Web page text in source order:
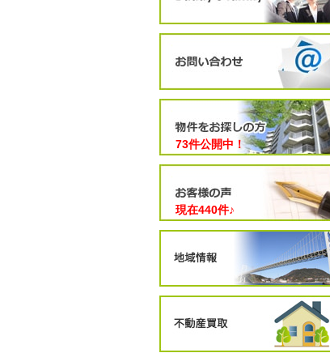
73件公開中！
現在440件♪